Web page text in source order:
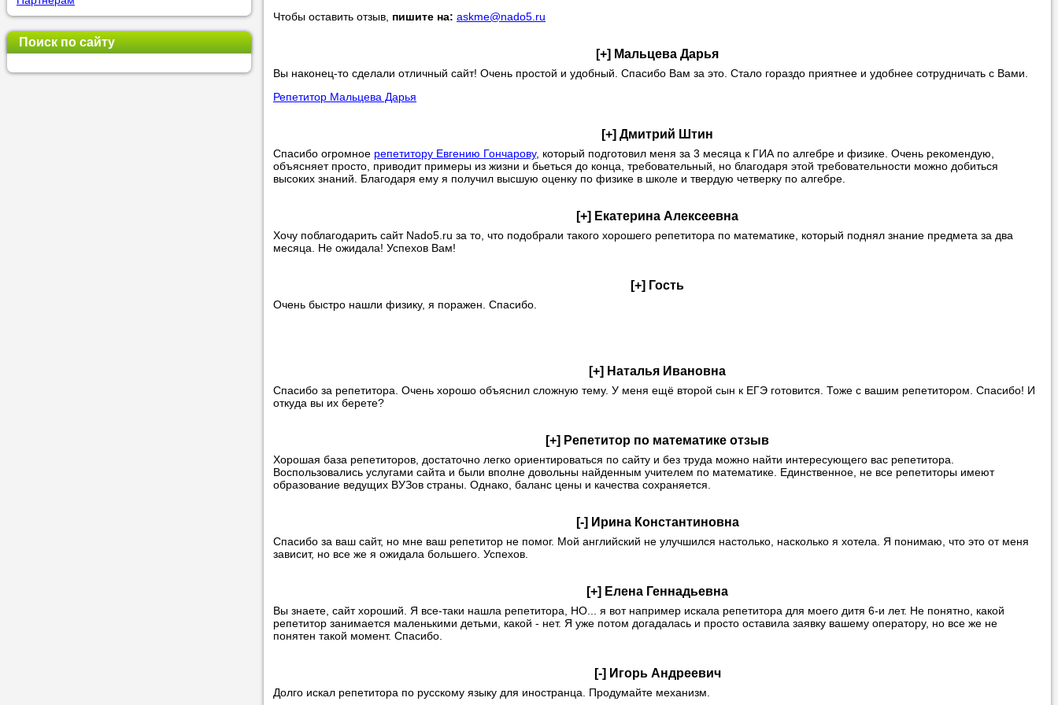
Чтобы значительно упростить процесс поиска, достаточно лишь позвонить нам, и
оператор найдет репетитора, который максимально подходит под ваши требования.
Мы подберем репетитора бесплатно!
Прислушайтесь к нашим советам, чтобы найти репетитора быстрее:
Прислушайтесь к нашим советам, чтобы найти репетитора быстрее:
Поиск по сайту
Чтобы оставить отзыв, пишите на: askme@nado5.ru
[+] Мальцева Дарья
Вы наконец-то сделали отличный сайт! Очень простой и удобный. Спасибо Вам за это. Стало гораздо приятнее и удобнее сотрудничать с Вами.
Репетитор Мальцева Дарья
[+] Дмитрий Штин
Спасибо огромное репетитору Евгению Гончарову, который подготовил меня за 3 месяца к ГИА по алгебре и физике. Очень рекомендую,
объясняет просто, приводит примеры из жизни и бьеться до конца, требовательный, но благодаря этой требовательности можно добиться
высоких знаний. Благодаря ему я получил высшую оценку по физике в школе и твердую четверку по алгебре.
[+] Екатерина Алексеевна
Хочу поблагодарить сайт Nado5.ru за то, что подобрали такого хорошего репетитора по математике, который поднял знание предмета за два
месяца. Не ожидала! Успехов Вам!
[+] Гость
Очень быстро нашли физику, я поражен. Спасибо.
[+] Наталья Ивановна
Спасибо за репетитора. Очень хорошо объяснил сложную тему. У меня ещё второй сын к ЕГЭ готовится. Тоже с вашим репетитором. Спасибо! И
откуда вы их берете?
[+] Репетитор по математике отзыв
Хорошая база репетиторов, достаточно легко ориентироваться по сайту и без труда можно найти интересующего вас репетитора.
Воспользовались услугами сайта и были вполне довольны найденным учителем по математике. Единственное, не все репетиторы имеют
образование ведущих ВУЗов страны. Однако, баланс цены и качества сохраняется.
[-]Ирина Константиновна
Спасибо за ваш сайт, но мне ваш репетитор не помог. Мой английский не улучшился настолько, насколько я хотела. Я понимаю, что это от меня
зависит, но все же я ожидала большего. Успехов.
[+] Елена Геннадьевна
Вы знаете, сайт хороший. Я все-таки нашла репетитора, НО... я вот например искала репетитора для моего дитя 6-и лет. Не понятно, какой
репетитор занимается маленькими детьми, какой - нет. Я уже потом догадалась и просто оставила заявку вашему оператору, но все же не
понятен такой момент. Спасибо.
[-]Игорь Андреевич
Долго искал репетитора по русскому языку для иностранца. Продумайте механизм.